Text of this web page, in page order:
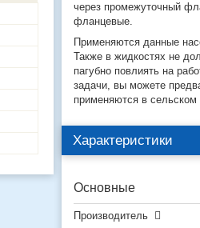
через промежуточный
фланцевые.
Применяются данные
Также в жидкостях не
пагубно повлиять на
задачи, вы можете
применяются в
Характеристики
Основные
Производитель